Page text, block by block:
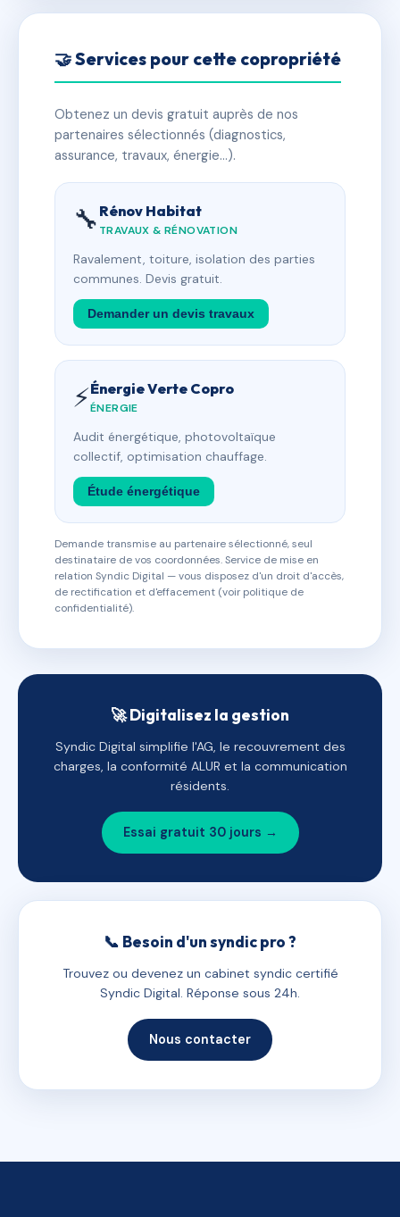
🤝 Services pour cette copropriété
Obtenez un devis gratuit auprès de nos
partenaires sélectionnés (diagnostics,
assurance, travaux, énergie…).
🔧 Rénov Habitat
TRAVAUX & RÉNOVATION
Ravalement, toiture, isolation des parties
communes. Devis gratuit.
Demander un devis travaux
⚡Énergie Verte Copro
ÉNERGIE
Audit énergétique, photovoltaïque
collectif, optimisation chauffage.
Étude énergétique
Demande transmise au partenaire sélectionné, seul
destinataire de vos coordonnées. Service de mise en
relation Syndic Digital — vous disposez d'un droit d'accès,
de rectification et d'effacement (voir politique de
confidentialité).
🚀 Digitalisez la gestion
Syndic Digital simplifie l'AG, le recouvrement des
charges, la conformité ALUR et la communication
résidents.
Essai gratuit 30 jours →
📞 Besoin d'un syndic pro ?
Trouvez ou devenez un cabinet syndic certifié
Syndic Digital. Réponse sous 24h.
Nous contacter